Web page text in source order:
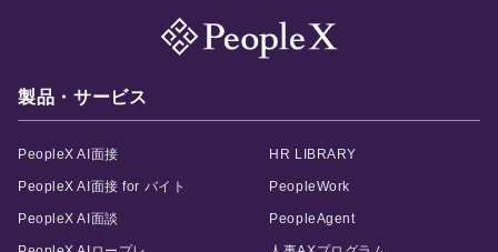
製品・サービス
PeopleX AI面接 HR LIBRARY
PeopleX AI面接 for バイト PeopleWork
PeopleX AI面談 PeopleAgent